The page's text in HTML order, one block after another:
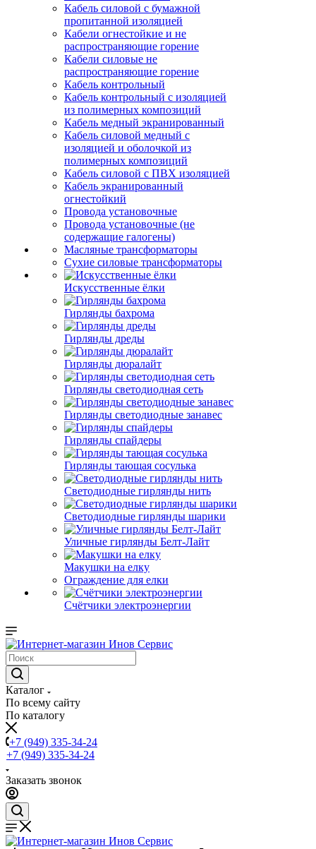
Кабель силовой с бумажной
пропитанной изоляцией
Кабели огнестойкие и не
распространяющие горение
Кабели силовые не
распространяющие горение
Кабель контрольный
Кабель контрольный с изоляцией
из полимерных композиций
Кабель медный экранированный
Кабель силовой медный с
изоляцией и оболочкой из
полимерных композиций
Кабель силовой с ПВХ изоляцией
Кабель экранированный
огнестойкий
Провода установочные
Провода установочные (не
содержащие галогены)
Масляные трансформаторы
Сухие силовые трансформаторы
Искусственные ёлки
Гирлянды бахрома
Гирлянды дреды
Гирлянды дюралайт
Гирлянды светодиодная сеть
Гирлянды светодиодные занавес
Гирлянды спайдеры
Гирлянды тающая сосулька
Светодиодные гирлянды нить
Светодиодные гирлянды шарики
Уличные гирлянды Белт-Лайт
Макушки на елку
Ограждение для елки
Счётчики электроэнергии
Каталог
По всему сайту
По каталогу
+7 (949) 335-34-24
+7 (949) 335-34-24
Заказать звонок